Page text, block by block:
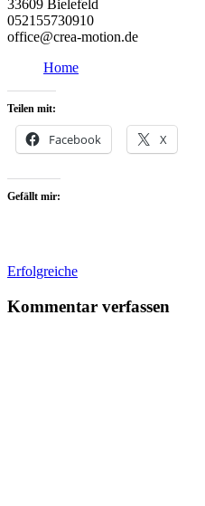
33609 Bielefeld
052155730910
office@crea-motion.de
Home
Teilen mit:
Facebook X
Gefällt mir:
Erfolgreiche
Kommentar verfassen